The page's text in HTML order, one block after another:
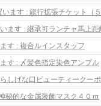
ます : 継承可ランチャ馬上距
す : 複合ルインスタッフ
す : 〆髪色指定染色アンプル
しげな口ビューティークー
秘的な金属装飾マスク４０ｍ